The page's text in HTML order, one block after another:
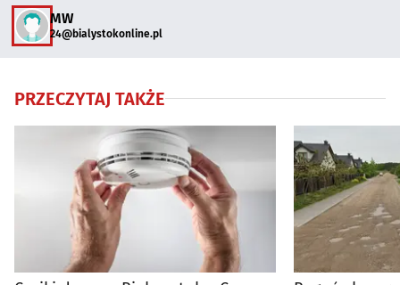
MW
24@bialystokonline.pl
PRZECZYTAJ TAKŻE